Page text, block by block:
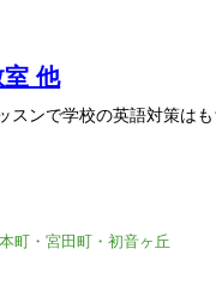
他
スンで学校の英語対策は
町・宮田町・初音ヶ丘